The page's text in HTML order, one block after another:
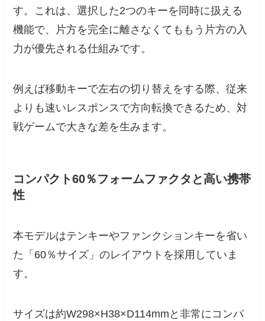
す。これは、選択した2つのキーを同時に扱える
機能で、片方を完全に離さなくてももう片方の入
力が優先される仕組みです。
例えば移動キーで左右の切り替えをする際、従来
よりも速いレスポンスで方向転換できるため、対
戦ゲームで大きな差を生みます。
コンパクト60％フォームファクタと高い携帯
性
本モデルはテンキーやファンクションキーを省い
た「60％サイズ」のレイアウトを採用していま
す。
サイズは約W298×H38×D114mmと非常にコンパ